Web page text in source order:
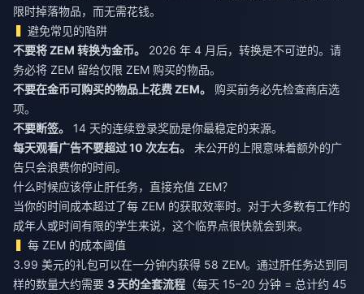
限时掉落物品，而无需花钱。
避免常见的陷阱
不要将 ZEM 转换为金币。
2026 年 4 月后，转换是不可逆的。请
务必将 ZEM 留给仅限 ZEM 购买的物品。
不要在金币可购买的物品上花费 ZEM。
购买前务必先检查商店选
项。
不要断签。
14 天的连续登录奖励是你最稳定的来源。
每天观看广告不要超过 10 次左右。
未公开的上限意味着额外的广
告只会浪费你的时间。
什么时候应该停止肝任务，直接充值 ZEM？
当你的时间成本超过了每 ZEM 的获取效率时。对于大多数有工作的
成年人或时间有限的学生来说，这个临界点很快就会到来。
每 ZEM 的成本阈值
3.99 美元的礼包可以在一分钟内获得 58 ZEM。通过肝任务达到同
样的数量大约需要 3 天的全套流程 （每天 15–20 分钟 = 总计约 45